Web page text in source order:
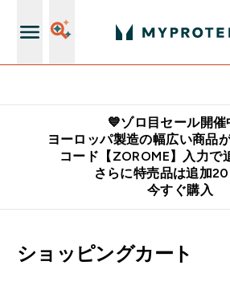
💙ゾロ目セール開催
ヨーロッパ製造の幅広い商品
コード【ZOROME】入力で
さらに特売品は追加
今すぐ購入
ショッピングカート